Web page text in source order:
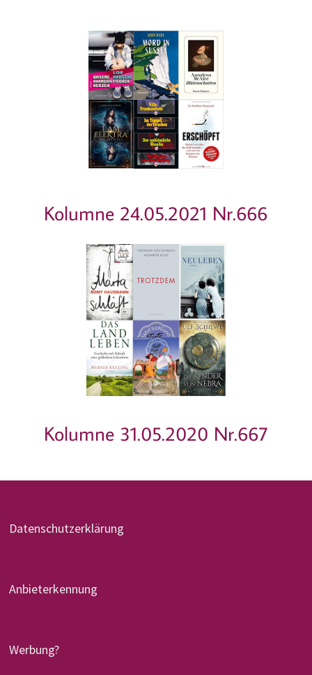
Kolumne 24.05.2021 Nr.666
Kolumne 31.05.2020 Nr.667
Datenschutzerklärung
Anbieterkennung
Werbung?